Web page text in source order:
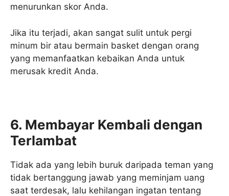
menurunkan skor Anda.
Jika itu terjadi, akan sangat sulit untuk pergi
minum bir atau bermain basket dengan orang
yang memanfaatkan kebaikan Anda untuk
merusak kredit Anda.
6. Membayar Kembali dengan
Terlambat
Tidak ada yang lebih buruk daripada teman yang
tidak bertanggung jawab yang meminjam uang
saat terdesak, lalu kehilangan ingatan tentang